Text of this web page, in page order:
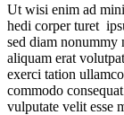
Ut wisi enim ad
hedi corper turet
sed diam nonummy
aliquam erat
exerci tation
commodo
vulputate velit esse